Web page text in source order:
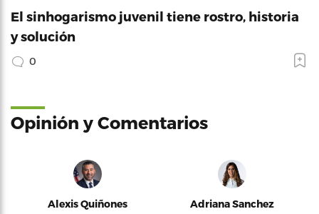
El sinhogarismo juvenil tiene rostro, historia
y solución
0
Opinión y Comentarios
Alexis Quiñones Adriana Sanchez